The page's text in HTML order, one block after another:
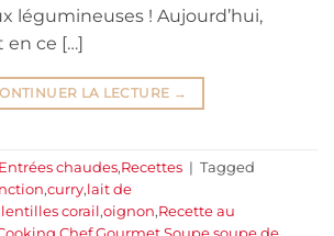
légumineuses ! Aujourd’hui,
en ce […]
LA LECTURE →
Entrées chaudes,Recettes | Tagged
,curry,lait de
lentilles corail ,oignon,Recette au